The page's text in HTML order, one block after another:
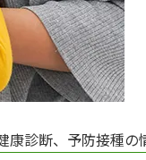
診断、予防接種の